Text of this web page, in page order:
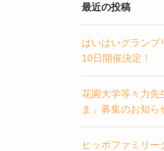
最近の投稿
はいはいグランプ
10日開催決定！
花園大学等々力先
ま」募集のお知ら
ヒッポファミリー